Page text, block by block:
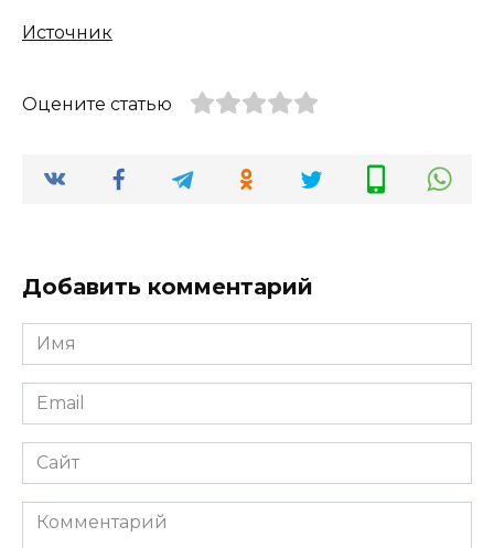
Источник
Оцените статью
Добавить комментарий
Имя
*
Email
*
Сайт
Комментарий